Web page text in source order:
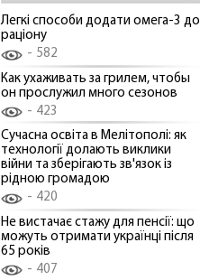
Легкі способи додати омега-3 до
раціону
582
Как ухаживать за грилем, чтобы
он прослужил много сезонов
423
Сучасна освіта в Мелітополі: як
технології долають виклики
війни та зберігають зв'язок із
рідною громадою
420
Не вистачає стажу для пенсії: що
можуть отримати українці після
65 років
407